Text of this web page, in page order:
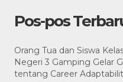
Pos-pos
Orang Tua dan Siswa
Negeri 3 Gamping Gelar
tentang Career